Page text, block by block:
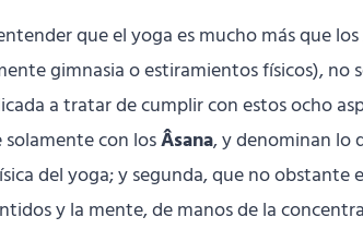
que el yoga es mucho más que los
gimnasia o estiramientos físicos),
a tratar de cumplir con estos ocho
con losÂsana, y denominan lo
del yoga; y segunda, que no
y la mente, de manos de la